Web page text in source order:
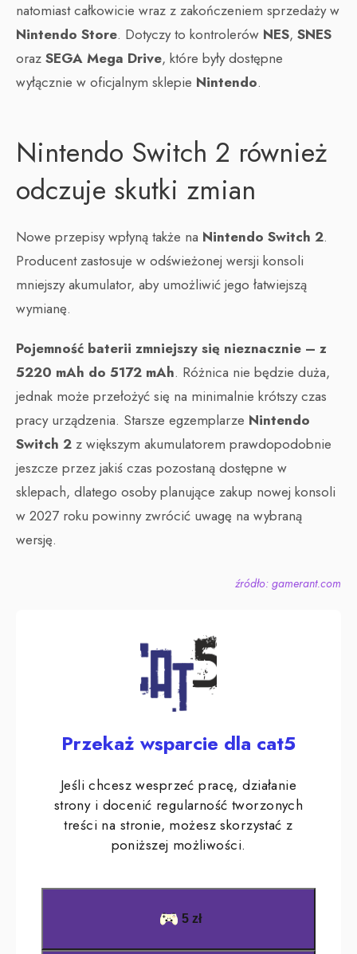
natomiast całkowicie wraz z zakończeniem sprzedaży w
Nintendo Store. Dotyczy to kontrolerów NES, SNES
oraz SEGA Mega Drive, które były dostępne
wyłącznie w oficjalnym sklepie Nintendo.
Nintendo Switch 2 również
odczuje skutki zmian
Nowe przepisy wpłyną także na Nintendo Switch 2.
Producent zastosuje w odświeżonej wersji konsoli
mniejszy akumulator, aby umożliwić jego łatwiejszą
wymianę.
Pojemność baterii zmniejszy się nieznacznie – z
5220 mAh do 5172 mAh. Różnica nie będzie duża,
jednak może przełożyć się na minimalnie krótszy czas
pracy urządzenia. Starsze egzemplarze Nintendo
Switch 2 z większym akumulatorem prawdopodobnie
jeszcze przez jakiś czas pozostaną dostępne w
sklepach, dlatego osoby planujące zakup nowej konsoli
w 2027 roku powinny zwrócić uwagę na wybraną
wersję.
źródło: gamerant.com